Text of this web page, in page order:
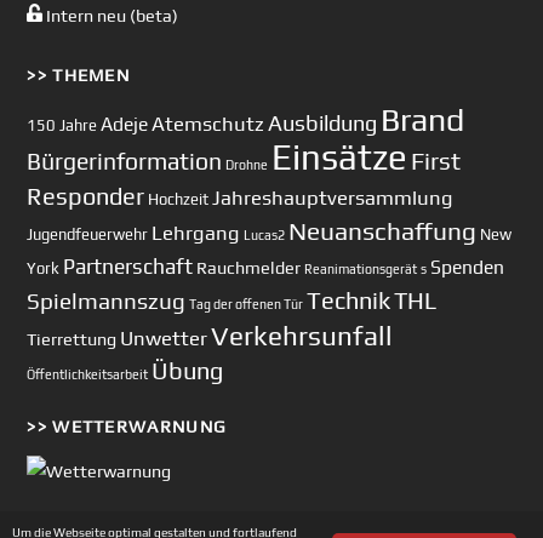
Intern neu (beta)
>> THEMEN
150 Jahre AdejeAtemschutz Ausbildung Brand
Bürgerinformation Drohne Einsätze First
Responder Hochzeit Jahreshauptversammlung
Jugendfeuerwehr Lehrgang Lucas2 Neuanschaffung New
York Partnerschaft Rauchmelder Reanimationsgerät s Spenden
Spielmannszug Tag der offenen Tür TechnikTHL
Tierrettung UnwetterVerkehrsunfall
Öffentlichkeitsarbeit Übung
>> WETTERWARNUNG
Um die Webseite optimal gestalten und fortlaufend